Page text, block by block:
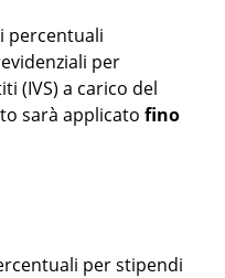
percentuali
per
(IVS) a carico del
sarà applicatofino
per stipendi